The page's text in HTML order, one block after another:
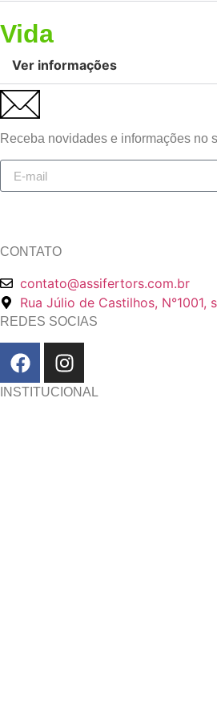
Vida
Ver informações
Receba novidades e informações no
CONTATO
contato@assifertors.com.br
Rua Júlio de Castilhos,
REDES SOCIAS
INSTITUCIONAL